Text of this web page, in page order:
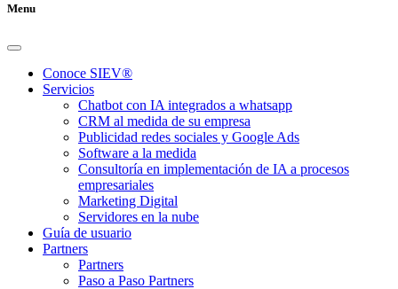
Menu
Conoce SIEV®
Servicios
Chatbot con IA integrados a whatsapp
CRM al medida de su empresa
Publicidad redes sociales y Google Ads
Software a la medida
Consultoría en implementación de IA a procesos
empresariales
Marketing Digital
Servidores en la nube
Guía de usuario
Partners
Partners
Paso a Paso Partners